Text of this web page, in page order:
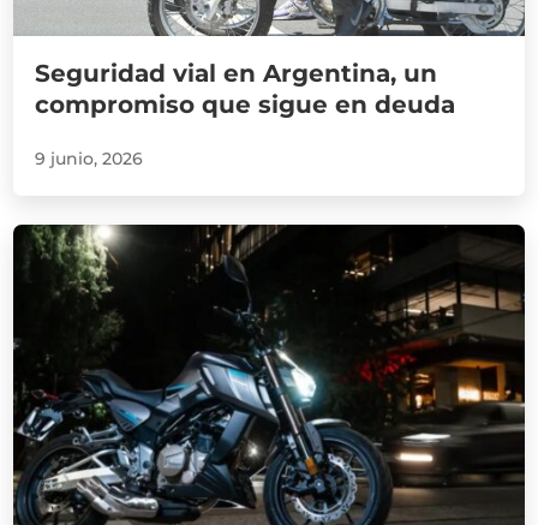
Seguridad vial en Argentina, un
compromiso que sigue en deuda
9 junio, 2026